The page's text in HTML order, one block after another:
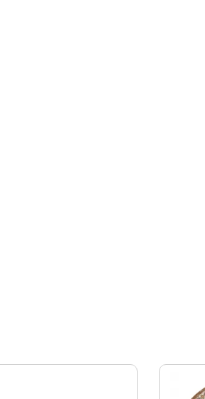
para o funcionamento das
analisar e entender como você usa
Você também tem a opção